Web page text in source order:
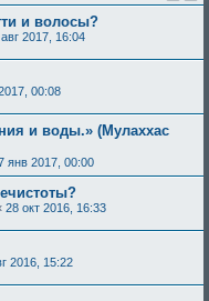
и волосы?
2017, 16:04
00:08
и воды.» (Мулаххас
янв 2017, 00:00
28 окт 2016, 16:33
2016, 15:22